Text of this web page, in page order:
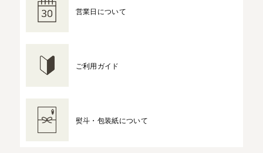
営業日について
ご利用ガイド
熨斗・包装紙について